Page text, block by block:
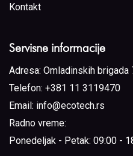
Kontakt
Servisne informacije
Adresa: Omladinskih brigada
Telefon: +381 11 3119470
Email: info@ecotech.rs
Radno vreme:
Ponedeljak - Petak: 09:00 -